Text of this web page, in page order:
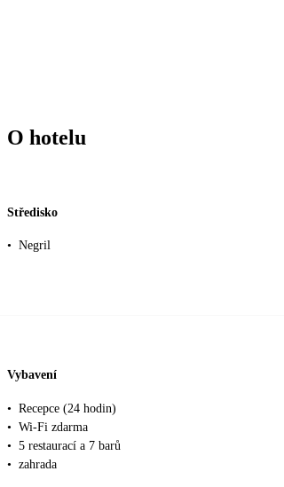
O hotelu
Středisko
• Negril
Vybavení
• Recepce (24 hodin)
• Wi-Fi zdarma
• 5 restaurací a 7 barů
• zahrada